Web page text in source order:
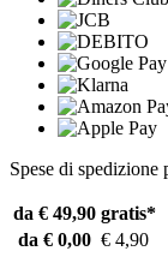
Spese di spedizione
da € 49,90 gratis*
da € 0,00 € 4,90